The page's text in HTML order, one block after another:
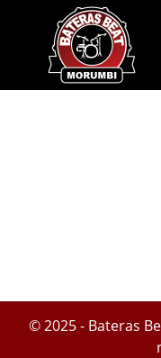
© 2025 - Bateras